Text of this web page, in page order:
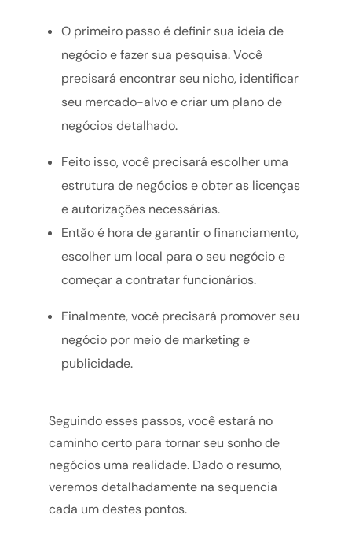
O primeiro passo é definir sua ideia de
negócio e fazer sua pesquisa. Você
precisará encontrar seu nicho, identificar
seu mercado-alvo e criar um plano de
negócios detalhado.
Feito isso, você precisará escolher uma
estrutura de negócios e obter as licenças
e autorizações necessárias.
Então é hora de garantir o financiamento,
escolher um local para o seu negócio e
começar a contratar funcionários.
Finalmente, você precisará promover seu
negócio por meio de marketing e
publicidade.
Seguindo esses passos, você estará no
caminho certo para tornar seu sonho de
negócios uma realidade. Dado o resumo,
veremos detalhadamente na sequencia
cada um destes pontos.